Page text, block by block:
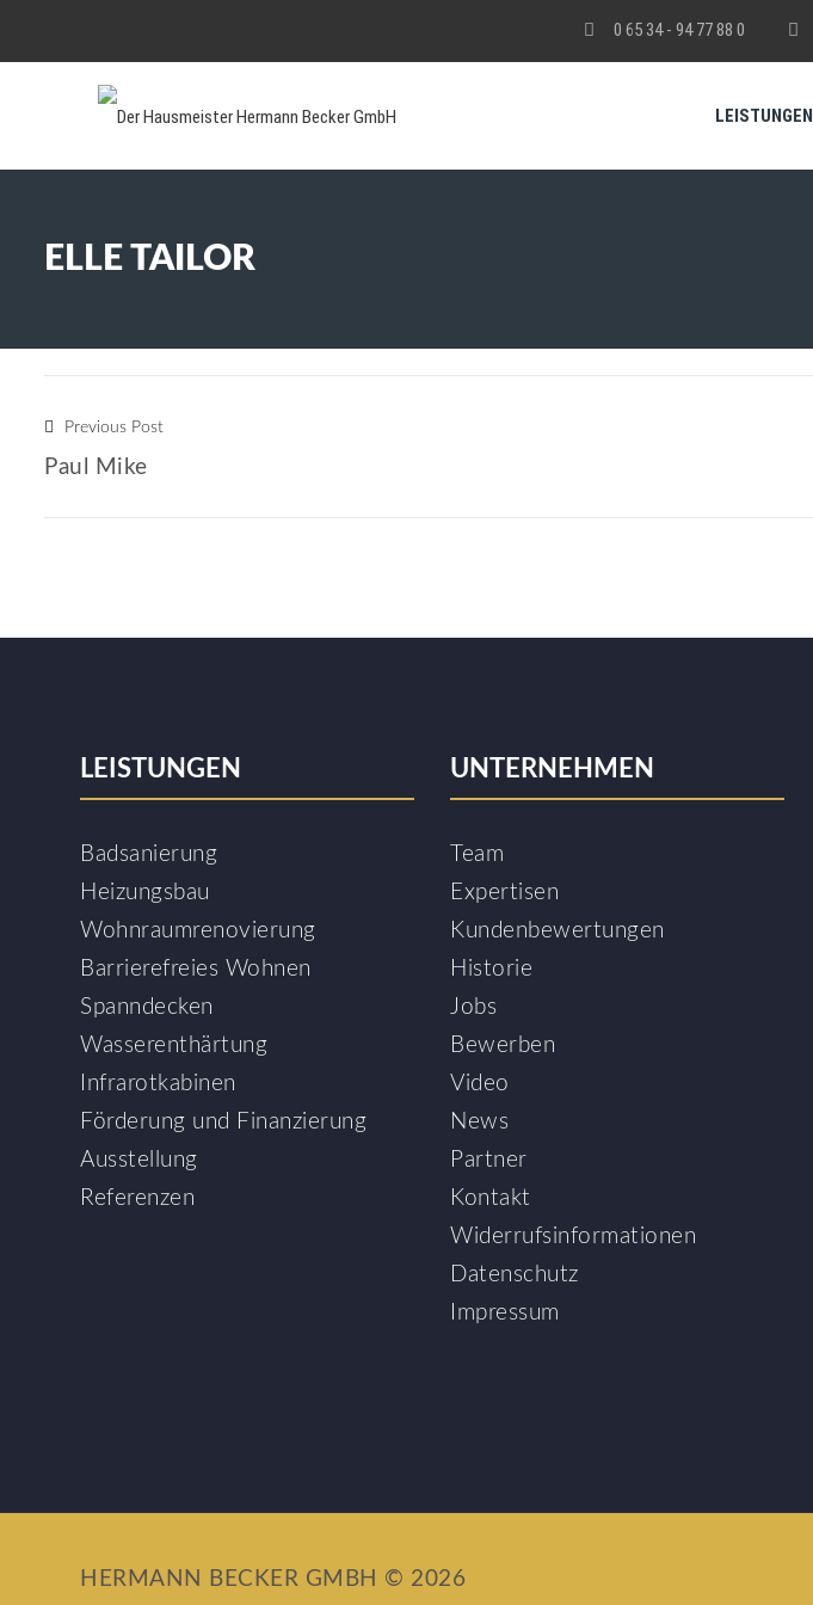
0 65 34 - 94 77 88 0
LEISTUNGEN
ELLE TAILOR
Previous Post
Paul Mike
LEISTUNGEN
Badsanierung
Heizungsbau
Wohnraumrenovierung
Barrierefreies Wohnen
Spanndecken
Wasserenthärtung
Infrarotkabinen
Förderung und Finanzierung
Ausstellung
Referenzen
UNTERNEHMEN
Team
Expertisen
Kundenbewertungen
Historie
Jobs
Bewerben
Video
News
Partner
Kontakt
Widerrufsinformationen
Datenschutz
Impressum
HERMANN BECKER GMBH © 2026